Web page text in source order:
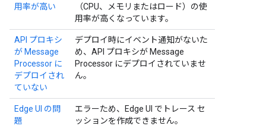
用率が高い
（CPU、メモリまたはロード）の使
用率が高くなっています。
API プロキシ
が Message
Processor に
デプロイされ
ていない
デプロイ時にイベント通知がないた
め、API プロキシが Message
Processor にデプロイされていませ
ん。
Edge UI の問
題
エラーため、Edge UI でトレース セ
ッションを作成できません。